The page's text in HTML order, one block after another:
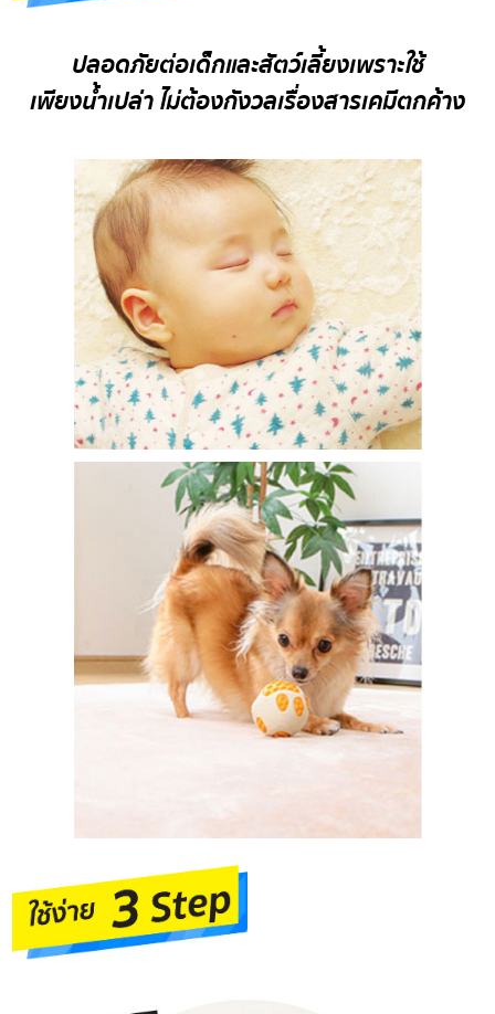
ปลอดภัยต่อเด็กและสัตว์เลี้ยงเพราะใช้
เพียงน้ำเปล่า ไม่ต้องกังวลเรื่องสารเคมีตกค้าง